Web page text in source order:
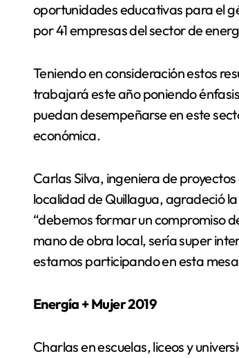
oportunidades educativas para el
por 41 empresas del sector de
Teniendo en consideración estos
trabajará este año poniendo
puedan desempeñarse en este
económica.
Carlas Silva, ingeniera de
localidad de Quillagua, agradeció
“debemos formar un compromiso
mano de obra local, sería super
estamos participando en esta
Energía + Mujer 2019
Charlas en escuelas, liceos y